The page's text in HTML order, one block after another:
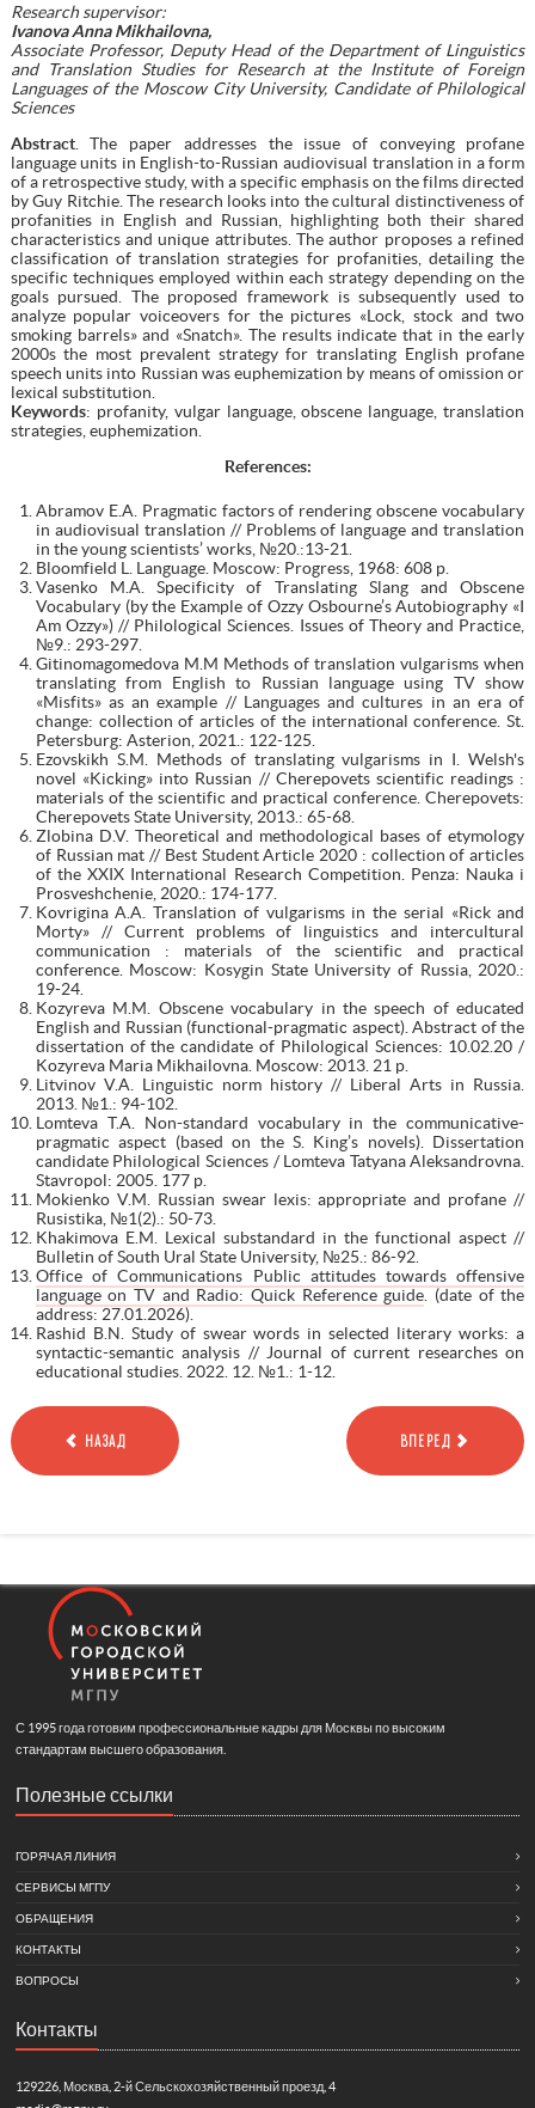
Research supervisor:
Ivanova Anna Mikhailovna,
Associate Professor, Deputy Head of the Department of Linguistics
and Translation Studies for Research at the Institute of Foreign
Languages of the Moscow City University, Candidate of Philological
Sciences
Abstract. The paper addresses the issue of conveying profane
language units in English-to-Russian audiovisual translation in a form
of a retrospective study, with a specific emphasis on the films directed
by Guy Ritchie. The research looks into the cultural distinctiveness of
profanities in English and Russian, highlighting both their shared
characteristics and unique attributes. The author proposes a refined
classification of translation strategies for profanities, detailing the
specific techniques employed within each strategy depending on the
goals pursued. The proposed framework is subsequently used to
analyze popular voiceovers for the pictures «Lock, stock and two
smoking barrels» and «Snatch». The results indicate that in the early
2000s the most prevalent strategy for translating English profane
speech units into Russian was euphemization by means of omission or
lexical substitution.
Keywords: profanity, vulgar language, obscene language, translation
strategies, euphemization.
References:
Abramov E.A. Pragmatic factors of rendering obscene vocabulary
in audiovisual translation // Problems of language and translation
in the young scientists’ works, №20.:13-21.
Bloomfield L. Language. Moscow: Progress, 1968: 608 p.
Vasenko M.A. Specificity of Translating Slang and Obscene
Vocabulary (by the Example of Ozzy Osbourne’s Autobiography «I
Am Ozzy») // Philological Sciences. Issues of Theory and Practice,
№9.: 293-297.
Gitinomagomedova M.M Methods of translation vulgarisms when
translating from English to Russian language using TV show
«Misfits» as an example // Languages and cultures in an era of
change: collection of articles of the international conference. St.
Petersburg: Asterion, 2021.: 122-125.
Ezovskikh S.M. Methods of translating vulgarisms in I. Welsh's
novel «Kicking» into Russian // Cherepovets scientific readings :
materials of the scientific and practical conference. Cherepovets:
Cherepovets State University, 2013.: 65-68.
Zlobina D.V. Theoretical and methodological bases of etymology
of Russian mat // Best Student Article 2020 : collection of articles
of the XXIX International Research Competition. Penza: Nauka i
Prosveshchenie, 2020.: 174-177.
Kovrigina A.A. Translation of vulgarisms in the serial «Rick and
Morty» // Current problems of linguistics and intercultural
communication : materials of the scientific and practical
conference. Moscow: Kosygin State University of Russia, 2020.:
19-24.
Kozyreva M.M. Obscene vocabulary in the speech of educated
English and Russian (functional-pragmatic aspect). Abstract of the
dissertation of the candidate of Philological Sciences: 10.02.20 /
Kozyreva Maria Mikhailovna. Moscow: 2013. 21 p.
Litvinov V.A. Linguistic norm history // Liberal Arts in Russia.
2013. №1.: 94-102.
Lomteva T.A. Non-standard vocabulary in the communicative-
pragmatic aspect (based on the S. King’s novels). Dissertation
candidate Philological Sciences / Lomteva Tatyana Aleksandrovna.
Stavropol: 2005. 177 p.
Mokienko V.M. Russian swear lexis: appropriate and profane //
Rusistika, №1(2).: 50-73.
Khakimova E.M. Lexical substandard in the functional aspect //
Bulletin of South Ural State University, №25.: 86-92.
Office of Communications Public attitudes towards offensive
language on TV and Radio: Quick Reference guide . (date of the
address: 27.01.2026).
Rashid B.N. Study of swear words in selected literary works: a
syntactic-semantic analysis // Journal of current researches on
educational studies. 2022. 12. №1.: 1-12.
НАЗАД ВПЕРЕД
С 1995 года готовим профессиональные кадры для Москвы по высоким
стандартам высшего образования.
Полезные ссылки
ГОРЯЧАЯ ЛИНИЯ
СЕРВИСЫ МГПУ
ОБРАЩЕНИЯ
КОНТАКТЫ
ВОПРОСЫ
Контакты
129226, Москва, 2-й Сельскохозяйственный проезд, 4